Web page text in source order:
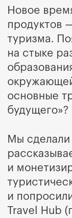
Новое
продуктов
туризма.
на стыке
основные
будущего»?
Мы сделали
и
и
Travel Hub